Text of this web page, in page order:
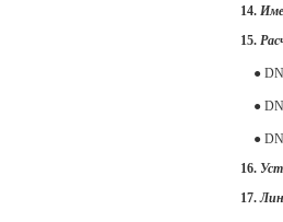
14.
15.
●
●
●
16.
17.